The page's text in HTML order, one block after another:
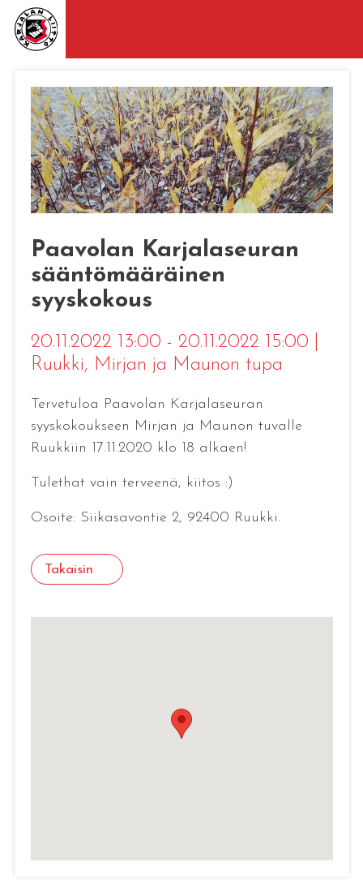
Paavolan Karjalaseuran
sääntömääräinen
syyskokous
20.11.2022 13:00 - 20.11.2022 15:00
Ruukki, Mirjan ja Maunon tupa
Tervetuloa Paavolan Karjalaseuran
syyskokoukseen Mirjan ja Maunon tuvalle
Ruukkiin 17.11.2020 klo 18 alkaen!
Tulethat vain terveenä, kiitos :)
Osoite: Siikasavontie 2, 92400 Ruukki.
Takaisin